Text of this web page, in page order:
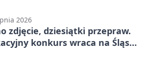
2026
zdjęcie, dziesiątki przepraw.
konkurs wraca na Śląsk